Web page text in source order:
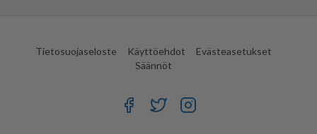
Tietosuojaseloste Käyttöehdot
Evästeasetukset
Säännöt